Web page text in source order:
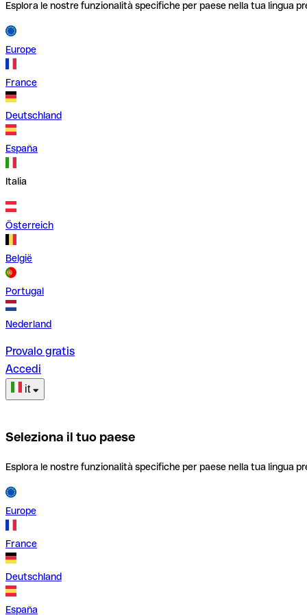
Esplora le nostre funzionalità specifiche per paese nella tua lingua
Europe
France
Deutschland
España
Italia
Österreich
België
Portugal
Nederland
Provalo gratis
Accedi
it
Seleziona il tuo paese
Esplora le nostre funzionalità specifiche per paese nella tua lingua
Europe
France
Deutschland
España